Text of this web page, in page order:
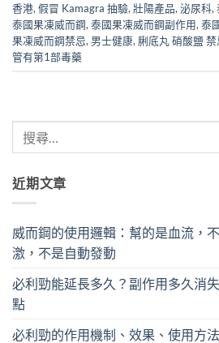
香港, 假冒 Kamagra 抽驗, 壯陽產品, 泌尿科,
泰國果凍威而鋼, 泰國果凍威而鋼副作用, 泰
果凍威而鋼禁忌, 男士健康, 脷底丸 硝酸鹽 禁
管有第1部毒藥
近期文章
威而鋼的使用邏輯：幫的是血流，
激，不是自動發動
必利勁能延長多久？副作用多久消
點
必利勁的作用機制、效果、使用方